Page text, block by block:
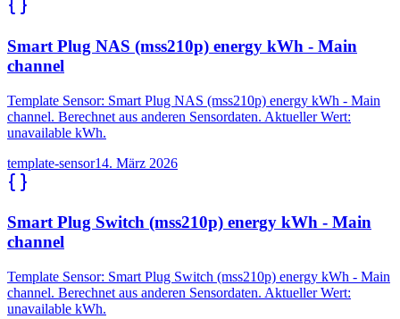
Smart Plug NAS (mss210p) energy kWh - Main
channel
Template Sensor: Smart Plug NAS (mss210p) energy kWh - Main
channel. Berechnet aus anderen Sensordaten. Aktueller Wert:
unavailable kWh.
template-sensor14. März 2026
Smart Plug Switch (mss210p) energy kWh - Main
channel
Template Sensor: Smart Plug Switch (mss210p) energy kWh - Main
channel. Berechnet aus anderen Sensordaten. Aktueller Wert:
unavailable kWh.